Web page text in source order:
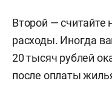
Второй — считайте
расходы. Иногда
20 тысяч рублей
после оплаты